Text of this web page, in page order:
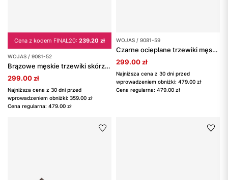
Cena z kodem FINAL20: 239.20 zł
WOJAS / 9081-52
Brązowe męskie trzewiki skórzane
299.00 zł
Najniższa cena z 30 dni przed
wprowadzeniem obniżki: 359.00 zł
Cena regularna: 479.00 zł
WOJAS / 9081-59
Czarne ocieplane trzewiki męskie ze skóry licowej
299.00 zł
Najniższa cena z 30 dni przed
wprowadzeniem obniżki: 479.00 zł
Cena regularna: 479.00 zł